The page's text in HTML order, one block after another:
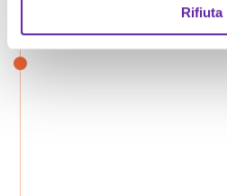
Rifiuta